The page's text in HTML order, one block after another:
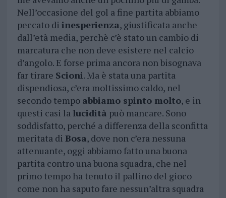
Nell’occasione del gol a fine partita abbiamo
peccato di inesperienza, giustificata anche
dall’età media, perchè c’è stato un cambio di
marcatura che non deve esistere nel calcio
d’angolo. E forse prima ancora non bisognava
far tirare Scioni. Ma è stata una partita
dispendiosa, c’era moltissimo caldo, nel
secondo tempo abbiamo spinto molto, e in
questi casi la lucidità può mancare. Sono
soddisfatto, perché a differenza della sconfitta
meritata di Bosa, dove non c’era nessuna
attenuante, oggi abbiamo fatto una buona
partita contro una buona squadra, che nel
primo tempo ha tenuto il pallino del gioco
come non ha saputo fare nessun’altra squadra